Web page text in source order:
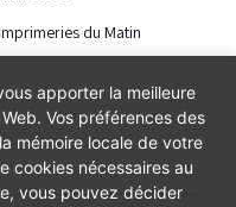
du Matin
apporter la meilleure
Vos préférences des
mémoire locale de votre
cookies nécessaires au
vous pouvez décider